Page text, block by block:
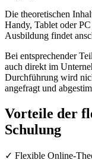
Die theoretischen
Handy, Tablet oder
Ausbildung findet
Bei entsprechender
auch direkt im
Durchführung wird
angefragt und
Vorteile der
Schulung
✓ Flexible Online-